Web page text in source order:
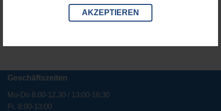
AKZEPTIEREN
Geschäftszeiten
Mo-Do 8.00-12.30 / 13:00-16:30
Fr. 8:00-13:00